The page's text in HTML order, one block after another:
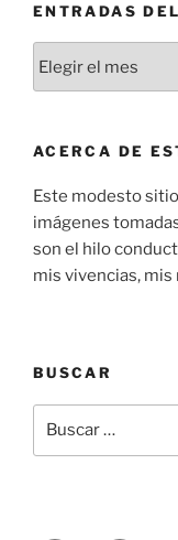
ENTRADAS
ACERCA DE
Este modesto
imágenes
son el hilo
mis vivencias,
BUSCAR
por: